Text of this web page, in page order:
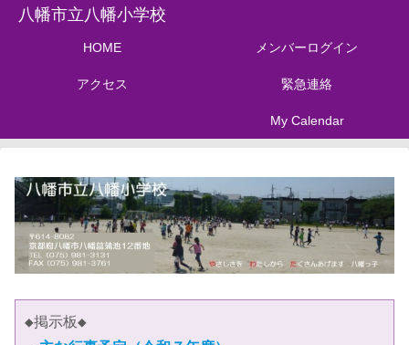
八幡市立八幡小学校
HOME メンバーログイン
アクセス 緊急連絡
My Calendar
◆掲示板◆